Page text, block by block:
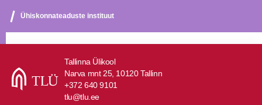
Ühiskonnateaduste instituut
Tallinna Ülikool
Narva mnt 25, 10120 Tallinn
+372 640 9101
tlu@tlu.ee